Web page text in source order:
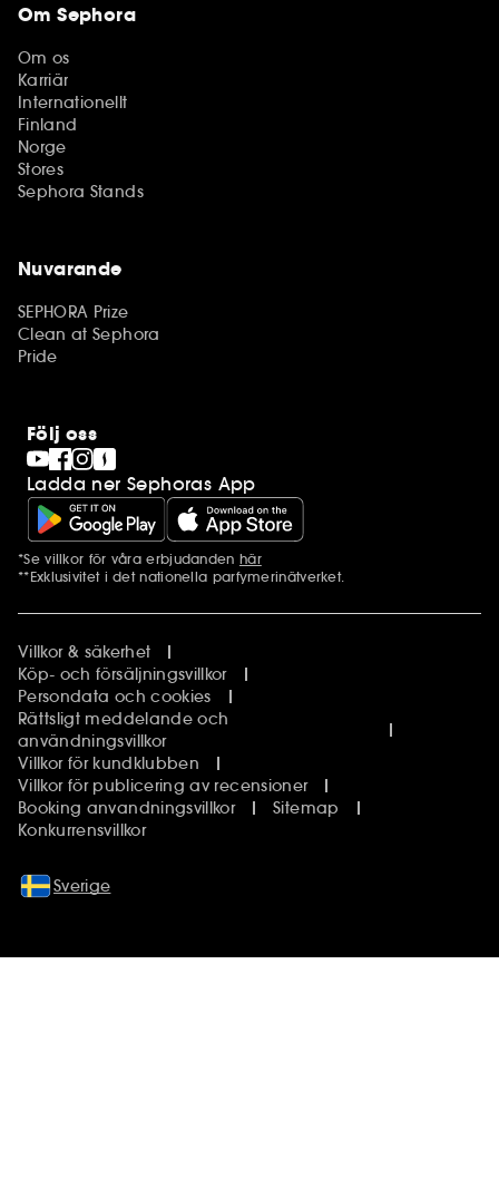
Om Sephora
Om os
Karriär
Internationellt
Finland
Norge
Stores
Sephora Stands
Nuvarande
SEPHORA Prize
Clean at Sephora
Pride
Följ oss
Ladda ner Sephoras App
Ytterligare information
*Se villkor för våra erbjudanden här
**Exklusivitet i det nationella parfymerinätverket.
Villkor & säkerhet
Köp- och försäljningsvillkor
Persondata och cookies
Rättsligt meddelande och
användningsvillkor
Villkor för kundklubben
Villkor för publicering av recensioner
Booking anvandningsvillkor
Sitemap
Konkurrensvillkor
Sverige